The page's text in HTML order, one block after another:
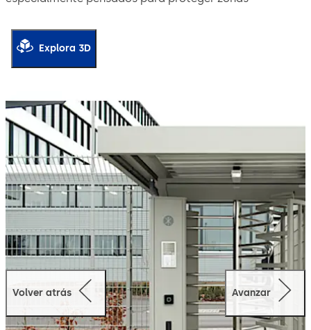
un control de acceso eficaz, sin necesidad de personal
de vigilancia.
caso de interrupción del suministro eléctrico o de un
acceso no autorizado.
Puertas de hojas vaivén Kentaur
Provista de una única hoja vaivén, la Kentaur FGE se
utiliza sobre todo en exteriores para habilitar un acceso
sin barreras y a menudo, forma una unidad con un torno
del mismo estilo.
Las puertas de hojas vaivén Kentaur también pueden
usarse como acceso sin barreras en recintos exteriores:
Acceso a edificios administrativos
Autoridades públicas
Volver atrás Avanzar
Explora 3D